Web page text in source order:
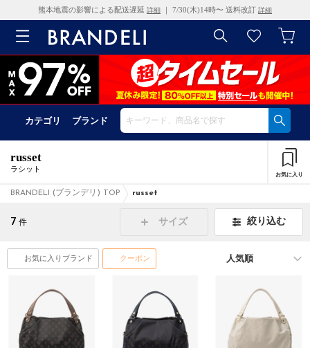
熊本地震の影響による配送遅延 詳細 ｜ 7/30(木)14時〜 送料改訂 詳細
カテゴリ ブランド
russet
ラシット
お気に入り
BRANDELI (ブランデリ) TOP russet
7 件 サイズ 絞り込む
お気に入りブランド クーポン